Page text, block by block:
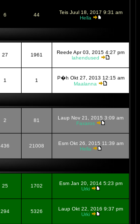
6 44
Teis Juul 18, 2017 9:31 am
Hella
27 1961
Reede Apr 03, 2015 4:27 pm
lahendused
1 1
P�h Okt 27, 2013 12:15 am
Maalanna
2 81
Laup Nov 21, 2015 3:09 am
Faxaros
436 21008
Esm Okt 26, 2015 11:39 am
Hella
25 1702
Esm Jan 20, 2014 5:23 pm
Urki
294 5326
Laup Okt 22, 2016 9:37 pm
Urki